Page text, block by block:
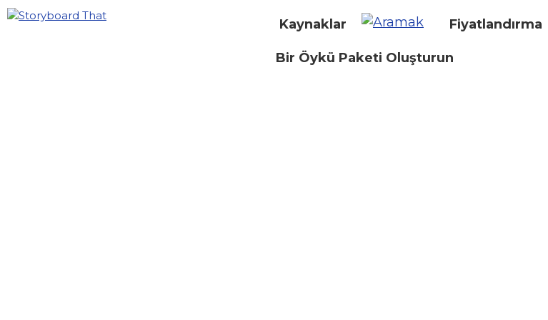
Kaynaklar Fiyatlandırma
Bir Öykü Paketi Oluşturun